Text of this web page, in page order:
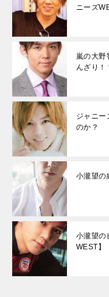
ニーズ
嵐の大野
んざり！
ジャニー
のか？
小瀧望の
小瀧望の
WEST】